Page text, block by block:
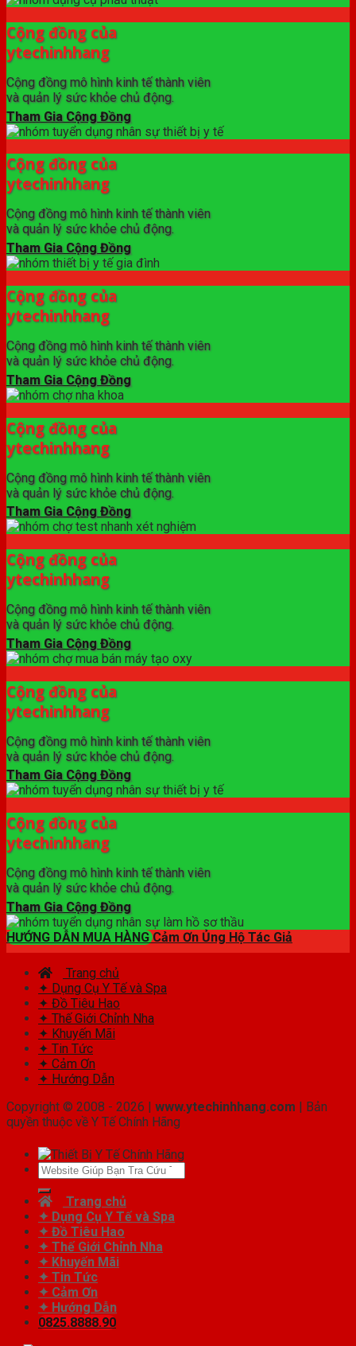
Cộng đồng của
ytechinhhang
Cộng đồng mô hình kinh tế thành viên
và quản lý sức khỏe chủ động.
Tham Gia Cộng Đồng
Cộng đồng của
ytechinhhang
Cộng đồng mô hình kinh tế thành viên
và quản lý sức khỏe chủ động.
Tham Gia Cộng Đồng
Cộng đồng của
ytechinhhang
Cộng đồng mô hình kinh tế thành viên
và quản lý sức khỏe chủ động.
Tham Gia Cộng Đồng
Cộng đồng của
ytechinhhang
Cộng đồng mô hình kinh tế thành viên
và quản lý sức khỏe chủ động.
Tham Gia Cộng Đồng
Cộng đồng của
ytechinhhang
Cộng đồng mô hình kinh tế thành viên
và quản lý sức khỏe chủ động.
Tham Gia Cộng Đồng
Cộng đồng của
ytechinhhang
Cộng đồng mô hình kinh tế thành viên
và quản lý sức khỏe chủ động.
Tham Gia Cộng Đồng
Cộng đồng của
ytechinhhang
Cộng đồng mô hình kinh tế thành viên
và quản lý sức khỏe chủ động.
Tham Gia Cộng Đồng
HƯỚNG DẪN MUA HÀNG Cảm Ơn Ủng Hộ Tác Giả
Trang chủ
✦ Dụng Cụ Y Tế và Spa
✦ Đồ Tiêu Hao
✦ Thế Giới Chỉnh Nha
✦ Khuyến Mãi
✦ Tin Tức
✦ Cảm Ơn
✦ Hướng Dẫn
Copyright © 2008 - 2026 | www.ytechinhhang.com | Bản
quyền thuộc về Y Tế Chính Hãng
Tìm
kiếm:
Trang chủ
✦ Dụng Cụ Y Tế và Spa
✦ Đồ Tiêu Hao
✦ Thế Giới Chỉnh Nha
✦ Khuyến Mãi
✦ Tin Tức
✦ Cảm Ơn
✦ Hướng Dẫn
0825.8888.90